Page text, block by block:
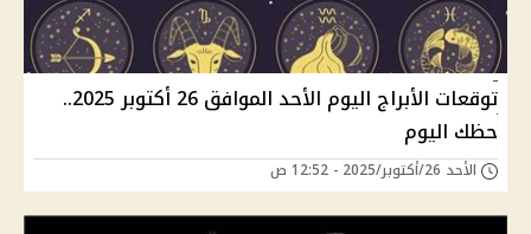
توقعات الأبراج اليوم الأحد الموافق 26 أكتوبر 2025..
حظك اليوم
الأحد 26/أكتوبر/2025 - 12:52 ص